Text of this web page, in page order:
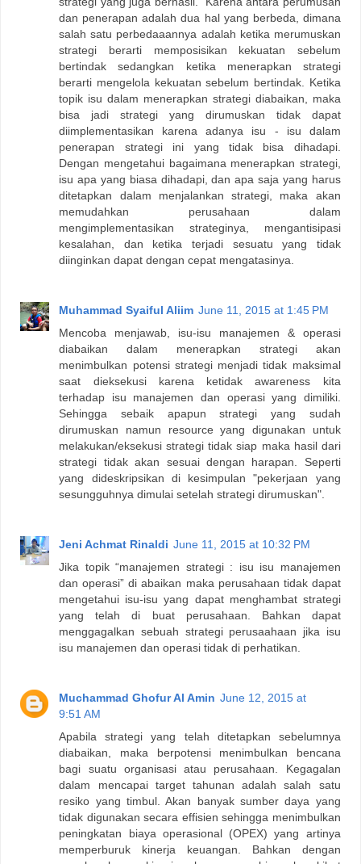
dan penerapan adalah dua hal yang berbeda, dimana
salah satu perbedaaannya adalah ketika merumuskan
strategi berarti memposisikan kekuatan sebelum
bertindak sedangkan ketika menerapkan strategi
berarti mengelola kekuatan sebelum bertindak. Ketika
topik isu dalam menerapkan strategi diabaikan, maka
bisa jadi strategi yang dirumuskan tidak dapat
diimplementasikan karena adanya isu - isu dalam
penerapan strategi ini yang tidak bisa dihadapi.
Dengan mengetahui bagaimana menerapkan strategi,
isu apa yang biasa dihadapi, dan apa saja yang harus
ditetapkan dalam menjalankan strategi, maka akan
memudahkan perusahaan dalam
mengimplementasikan strateginya, mengantisipasi
kesalahan, dan ketika terjadi sesuatu yang tidak
diinginkan dapat dengan cepat mengatasinya.
Muhammad Syaiful Aliim June 11, 2015 at 1:45 PM
Mencoba menjawab, isu-isu manajemen & operasi
diabaikan dalam menerapkan strategi akan
menimbulkan potensi strategi menjadi tidak maksimal
saat dieksekusi karena ketidak awareness kita
terhadap isu manajemen dan operasi yang dimiliki.
Sehingga sebaik apapun strategi yang sudah
dirumuskan namun resource yang digunakan untuk
melakukan/eksekusi strategi tidak siap maka hasil dari
strategi tidak akan sesuai dengan harapan. Seperti
yang dideskripsikan di kesimpulan "pekerjaan yang
sesungguhnya dimulai setelah strategi dirumuskan".
Jeni Achmat Rinaldi June 11, 2015 at 10:32 PM
Jika topik “manajemen strategi : isu isu manajemen
dan operasi” di abaikan maka perusahaan tidak dapat
mengetahui isu-isu yang dapat menghambat strategi
yang telah di buat perusahaan. Bahkan dapat
menggagalkan sebuah strategi perusaahaan jika isu
isu manajemen dan operasi tidak di perhatikan.
Muchammad Ghofur Al Amin June 12, 2015 at
9:51 AM
Apabila strategi yang telah ditetapkan sebelumnya
diabaikan, maka berpotensi menimbulkan bencana
bagi suatu organisasi atau perusahaan. Kegagalan
dalam mencapai target tahunan adalah salah satu
resiko yang timbul. Akan banyak sumber daya yang
tidak digunakan secara effisien sehingga menimbulkan
peningkatan biaya operasional (OPEX) yang artinya
memperburuk kinerja keuangan. Bahkan dengan